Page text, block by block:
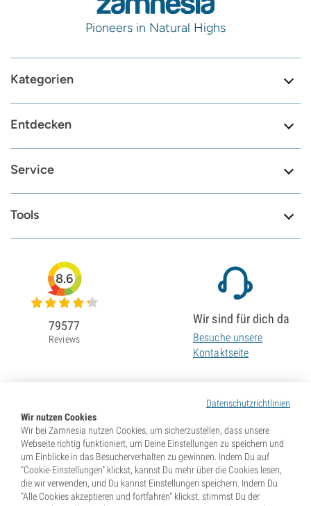
Pioneers in Natural Highs
Kategorien
Entdecken
Service
Tools
Datenschutzrichtlinien
Wir nutzen Cookies
Wir bei Zamnesia nutzen Cookies, um sicherzustellen, dass unsere
Webseite richtig funktioniert, um Deine Einstellungen zu speichern und
um Einblicke in das Besucherverhalten zu gewinnen. Indem Du auf
"Cookie-Einstellungen" klickst, kannst Du mehr über die Cookies lesen,
die wir verwenden, und Du kannst Einstellungen speichern. Indem Du
"Alle Cookies akzeptieren und fortfahren" klickst, stimmst Du der
8.6
79577
Reviews
Wir sind für dich da
Besuche unsere
Kontaktseite